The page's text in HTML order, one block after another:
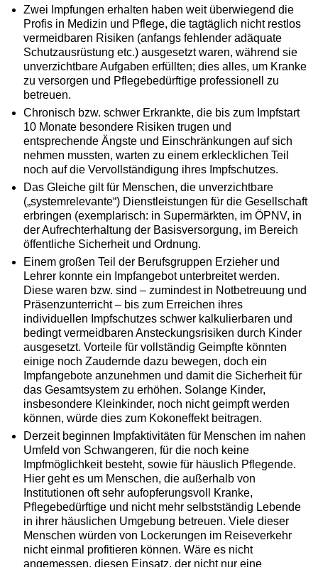
Zwei Impfungen erhalten haben weit überwiegend die
Profis in Medizin und Pflege, die tagtäglich nicht restlos
vermeidbaren Risiken (anfangs fehlender adäquate
Schutzausrüstung etc.) ausgesetzt waren, während sie
unverzichtbare Aufgaben erfüllten; dies alles, um Kranke
zu versorgen und Pflegebedürftige professionell zu
betreuen.
Chronisch bzw. schwer Erkrankte, die bis zum Impfstart
10 Monate besondere Risiken trugen und
entsprechende Ängste und Einschränkungen auf sich
nehmen mussten, warten zu einem erklecklichen Teil
noch auf die Vervollständigung ihres Impfschutzes.
Das Gleiche gilt für Menschen, die unverzichtbare
(„systemrelevante“) Dienstleistungen für die Gesellschaft
erbringen (exemplarisch: in Supermärkten, im ÖPNV, in
der Aufrechterhaltung der Basisversorgung, im Bereich
öffentliche Sicherheit und Ordnung.
Einem großen Teil der Berufsgruppen Erzieher und
Lehrer konnte ein Impfangebot unterbreitet werden.
Diese waren bzw. sind – zumindest in Notbetreuung und
Präsenzunterricht – bis zum Erreichen ihres
individuellen Impfschutzes schwer kalkulierbaren und
bedingt vermeidbaren Ansteckungsrisiken durch Kinder
ausgesetzt. Vorteile für vollständig Geimpfte könnten
einige noch Zaudernde dazu bewegen, doch ein
Impfangebote anzunehmen und damit die Sicherheit für
das Gesamtsystem zu erhöhen. Solange Kinder,
insbesondere Kleinkinder, noch nicht geimpft werden
können, würde dies zum Kokoneffekt beitragen.
Derzeit beginnen Impfaktivitäten für Menschen im nahen
Umfeld von Schwangeren, für die noch keine
Impfmöglichkeit besteht, sowie für häuslich Pflegende.
Hier geht es um Menschen, die außerhalb von
Institutionen oft sehr aufopferungsvoll Kranke,
Pflegebedürftige und nicht mehr selbstständig Lebende
in ihrer häuslichen Umgebung betreuen. Viele dieser
Menschen würden von Lockerungen im Reiseverkehr
nicht einmal profitieren können. Wäre es nicht
angemessen, diesen Einsatz, der nicht nur eine